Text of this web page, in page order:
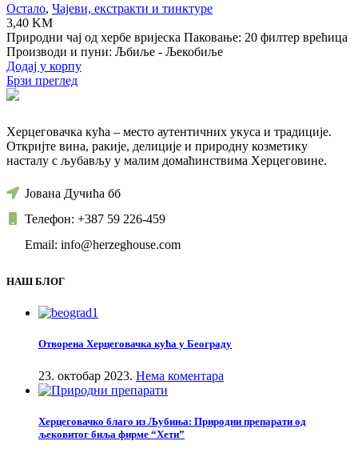
Остало, Чајеви, екстракти и тинктуре
3,40 KM
Природни чај од хербе вријеска Паковање: 20 филтер врећица
Производи и пуни: Љбиље - Љекобиље
Додај у корпу
Брзи преглед
Херцеговачка кућа – место аутентичних укуса и традиције.
Откријте вина, ракије, делиције и природну козметику
насталу с љубављу у малим домаћинствима Херцеговине.
Јована Дучића бб
Телефон: +387 59 226-459
Email: info@herzeghouse.com
НАШ БЛОГ
Отворена Херцеговачка кућа у Београду
23. октобар 2023. Нема коментара
Херцеговачко благо из Љубиња: Природни препарати од
љековитог биља фирме “Хети”